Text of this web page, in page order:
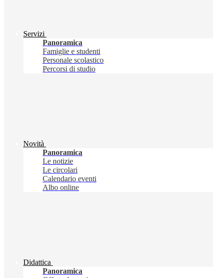
Servizi
Panoramica
Famiglie e studenti
Personale scolastico
Percorsi di studio
Novità
Panoramica
Le notizie
Le circolari
Calendario eventi
Albo online
Didattica
Panoramica